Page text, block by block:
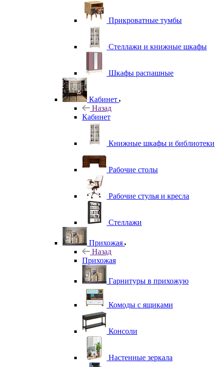
Прикроватные тумбы
Стеллажи и книжные шкафы
Шкафы распашные
Кабинет
Назад
Кабинет
Книжные шкафы и библиотеки
Рабочие столы
Рабочие стулья и кресла
Стеллажи
Прихожая
Назад
Прихожая
Гарнитуры в прихожую
Комоды с ящиками
Консоли
Настенные зеркала